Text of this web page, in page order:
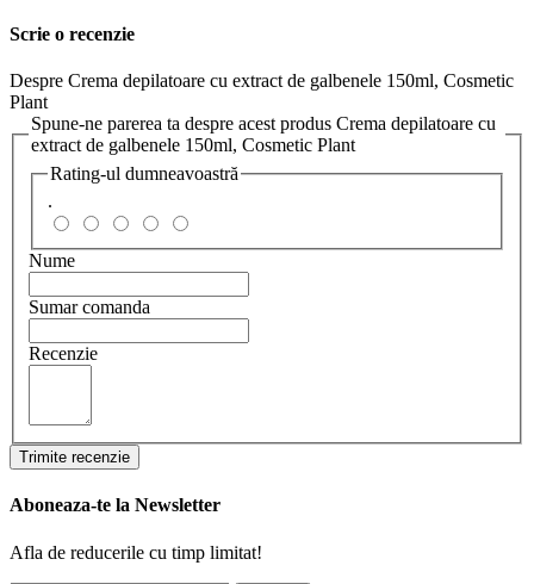
Scrie o recenzie
Despre Crema depilatoare cu extract de galbenele 150ml, Cosmetic
Plant
Spune-ne parerea ta despre acest produs Crema depilatoare cu
extract de galbenele 150ml, Cosmetic Plant
Rating-ul dumneavoastră
.
Nume
Sumar comanda
Recenzie
Trimite recenzie
Aboneaza-te la Newsletter
Afla de reducerile cu timp limitat!